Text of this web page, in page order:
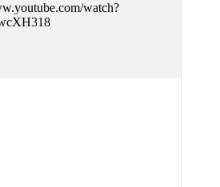
watch?